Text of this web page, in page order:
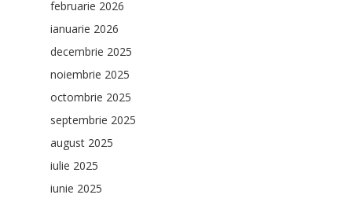
februarie 2026
ianuarie 2026
decembrie 2025
noiembrie 2025
octombrie 2025
septembrie 2025
august 2025
iulie 2025
iunie 2025